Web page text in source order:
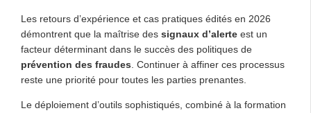
Les retours d’expérience et cas pratiques édités en 2026
démontrent que la maîtrise des signaux d’alerte est un
facteur déterminant dans le succès des politiques de
prévention des fraudes . Continuer à affiner ces processus
reste une priorité pour toutes les parties prenantes.
Le déploiement d’outils sophistiqués, combiné à la formation